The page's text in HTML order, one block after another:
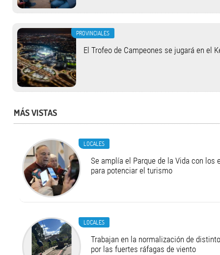
PROVINCIALES
El Trofeo de Campeones se jugará en el
MÁS VISTAS
LOCALES
Se amplía el Parque de la Vida con los
para potenciar el turismo
LOCALES
Trabajan en la normalización de
por las fuertes ráfagas de viento